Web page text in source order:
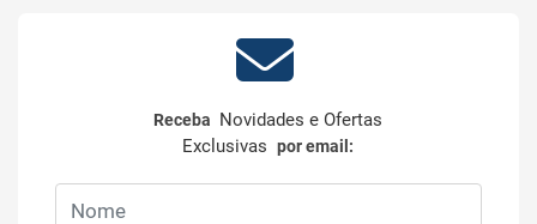
Receba Novidades e Ofertas
Exclusivaspor email: